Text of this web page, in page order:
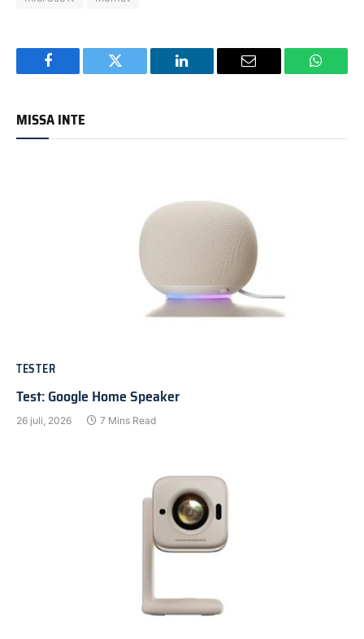
Facebook Twitter LinkedIn Email
MISSA INTE
TESTER
Test: Google Home Speaker
26 juli, 2026 7 Mins Read